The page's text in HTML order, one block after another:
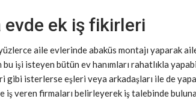
evde ek iş fikirleri
aile evlerinde abaküs montajı yaparak
bu işi isteyen bütün ev hanımları rahatlıkla
gibi isterlerse eşleri veya arkadaşları ile de
veren firmaları belirleyerek iş talebinde